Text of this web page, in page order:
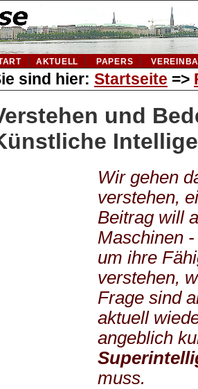
AKTUELL PAPERS
sind hier: Startseite =>
und
Wir gehen
verstehen,
Beitrag will
Maschinen
um ihre
verstehen,
Frage sind
aktuell
angeblich
muss.